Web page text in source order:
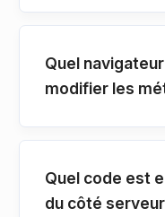
Quel
modifier les
Quel code est
du côté